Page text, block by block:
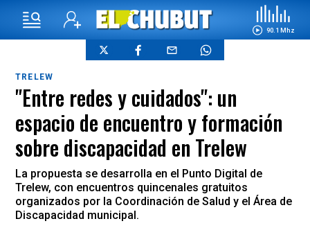
90.1 Mhz
TRELEW
"Entre redes y cuidados": un
espacio de encuentro y formación
sobre discapacidad en Trelew
La propuesta se desarrolla en el Punto Digital de
Trelew, con encuentros quincenales gratuitos
organizados por la Coordinación de Salud y el Área de
Discapacidad municipal.